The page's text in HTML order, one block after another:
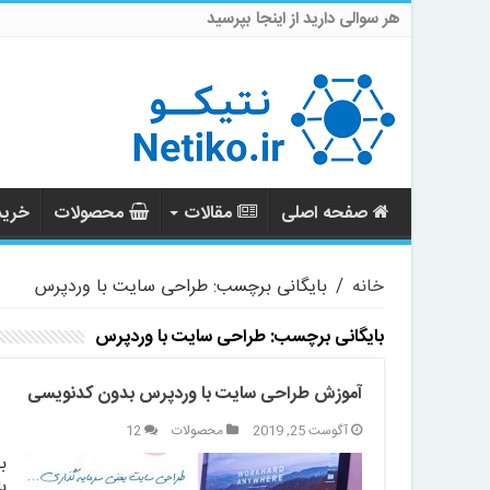
هر سوالی دارید از اینجا بپرسید
صفحه اصلی مقالات محصولات
خانه / بایگانی برچسب: طراحی سایت با وردپرس
بایگانی برچسب:طراحی سایت با وردپرس
آموزش طراحی سایت با وردپرس بدون کدنویسی
آگوست 25, 2019 محصولات 12